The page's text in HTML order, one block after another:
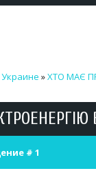
Украине »ХТО МАЄ
# 1